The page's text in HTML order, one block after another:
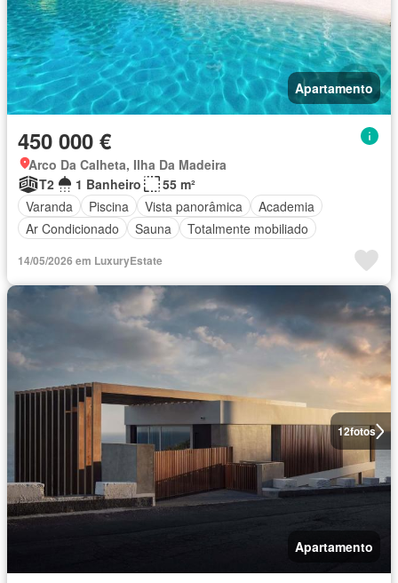
Apartamento
450 000 €
Arco Da Calheta, Ilha Da Madeira
T2
1 Banheiro
55 m²
Varanda
Piscina Vista panorâmica
Academia
Ar Condicionado
Sauna Totalmente mobiliado
14/05/2026 em LuxuryEstate
12fotos
Apartamento